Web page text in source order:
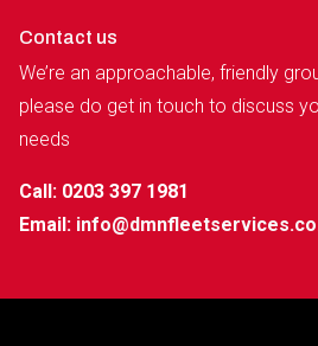
Contact us
We’re an approachable, friendly
please do get in touch to discuss
needs
Call: 0203 397 1981
Email: